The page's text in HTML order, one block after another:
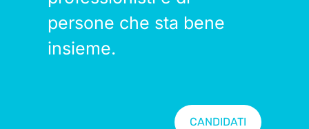
persone che sta bene
insieme.
CANDIDATI